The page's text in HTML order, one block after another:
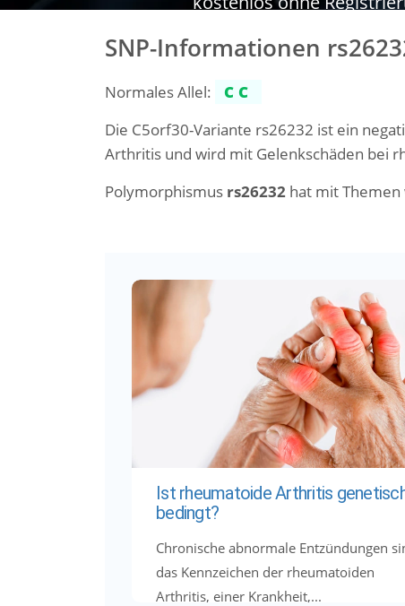
SNP-Informationen
Normales Allel:
CC
Die C5orf30-Variante rs26232 ist ein
Arthritis und wird mit Gelenkschäden bei
Polymorphismus rs26232 hat mit
Ist rheumatoide Arthritis
bedingt?
Chronische abnormale Entzündungen
das Kennzeichen der rheumatoiden
Arthritis, einer Krankheit,...